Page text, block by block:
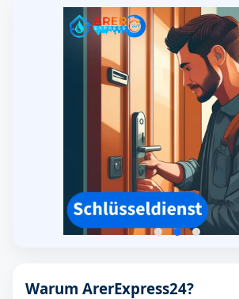
Warum ArerExpress24?